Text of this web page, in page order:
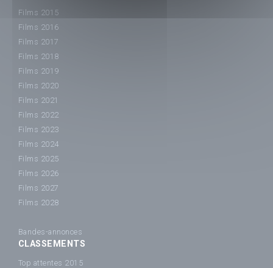
Films 2015
Films 2016
Films 2017
Films 2018
Films 2019
Films 2020
Films 2021
Films 2022
Films 2023
Films 2024
Films 2025
Films 2026
Films 2027
Films 2028
Bandes-annonces
CLASSEMENTS
Top attentes 2015